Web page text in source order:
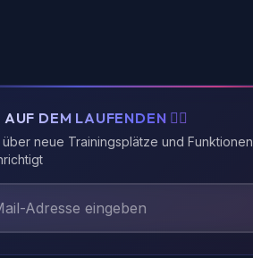
AUF DEM LAUFENDEN 🏃‍♂️
neue Trainingsplätze und Funktionen